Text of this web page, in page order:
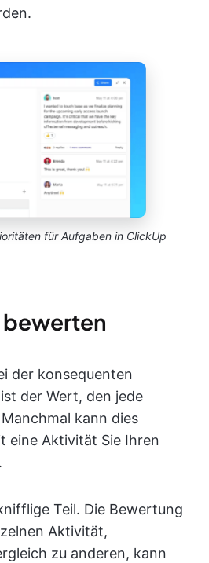
für Aufgaben in ClickUp
der konsequenten
der Wert, den jede
kann dies
eine Aktivität Sie Ihren
Teil. Die Bewertung
Aktivität,
zu anderen, kann